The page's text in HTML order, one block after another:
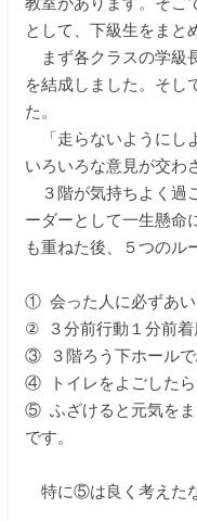
在校生の保護者の方へ
教職員募集
資料
として、下級生をまと
まず各クラスの学級
を結成しました。そし
た。
「走らないようにし
いろいろな意見が交わ
３階が気持ちよく過
ーダーとして一生懸命
も重ねた後、５つのル
① 会った人に必ずあい
② ３分前行動１分前着
③ ３階ろう下ホールで
④ トイレをよごしたら
⑤ ふざけると
です。
特に⑤は良く考えた